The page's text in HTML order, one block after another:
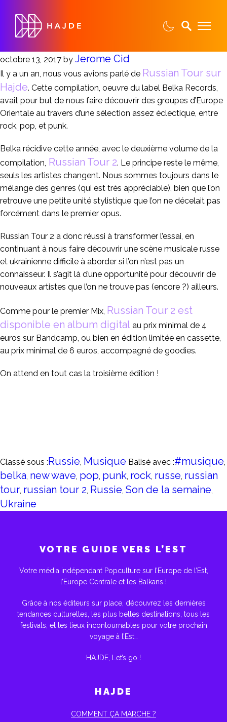
octobre 13, 2017 by Jerome Cid
Il y a un an, nous vous avions parlé de Russian Tour sur
Hajde. Cette compilation, oeuvre du label Belka Records,
avait pour but de nous faire découvrir des groupes d’Europe
Orientale au travers d’une sélection assez éclectique, entre
rock, pop, et punk.
Belka récidive cette année, avec le deuxième volume de la
compilation, Russian Tour 2. Le principe reste le même,
seuls les artistes changent. Nous sommes toujours dans le
mélange des genres (qui est très appréciable), bien que l’on
retrouve une petite unité stylistique que l’on ne décelait pas
forcément dans le premier opus.
Russian Tour 2 a donc réussi à transformer l’essai, en
continuant à nous faire découvrir une scène musicale russe
et ukrainienne difficile à aborder si l’on n’est pas un
connaisseur. Il s’agit là d’une opportunité pour découvrir de
nouveaux artistes que l’on ne trouve pas (encore ?) ailleurs.
Comme pour le premier Mix, Russian Tour 2 est
disponible en album digital au prix minimal de 4
euros sur Bandcamp, ou bien en édition limitée en cassette,
au prix minimal de 6 euros, accompagné de goodies.
On attend en tout cas la troisième édition !
Classé sous :Russie, Musique Balisé avec :#musique,
belka, new wave, pop, punk, rock, russe, russian
tour, russian tour 2, Russie, Son de la semaine,
Ukraine
VOTRE GUIDE VERS L’EST
Votre média indépendant Popculture sur l’Europe de l’Est,
l’Europe Centrale et les Balkans !
Grâce à nos éditeurs sur place, découvrez les dernières
tendances culturelles, les plus belles destinations, tous les
festivals, et les lieux incontournables pour votre prochain
voyage à l’Est…
HAJDE, Let’s go !
HAJDE
COMMENT ÇA MARCHE ?